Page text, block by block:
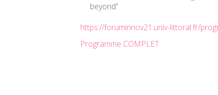
beyond”
https://foruminnov21.univ-littoral.fr/
Programme COMPLET